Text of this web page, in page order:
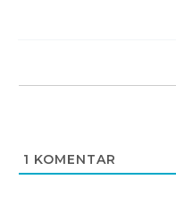
1 KOMENTAR